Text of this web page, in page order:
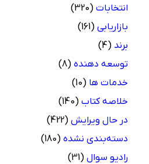
انتخابات (320)
بازاریابی (161)
(4)
توسعه دهنده (8)
خدمات ها (10)
خلاصه کتاب (140)
در حال ویرایش (422)
دسته‌بندی نشده (180)
رادیو سوال (31)